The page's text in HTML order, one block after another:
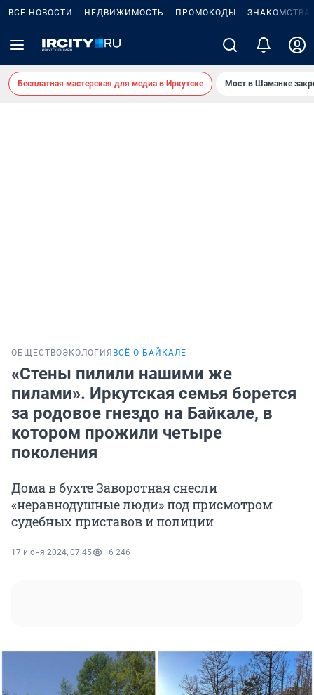
ВСЕ НОВОСТИ НЕДВИЖИМОСТЬ ПРОМОКОДЫ ЗНАКОМСТВА
Бесплатная мастерская для медиа в Иркутске Мост в Шаманке
ОБЩЕСТВОЭКОЛОГИЯ ВСЁ О БАЙКАЛЕ
«Стены пилили нашими же
пилами». Иркутская семья борется
за родовое гнездо на Байкале, в
котором прожили четыре
поколения
Дома в бухте Заворотная снесли
«неравнодушные люди» под присмотром
судебных приставов и полиции
17 июня 2024, 07:45 6 246